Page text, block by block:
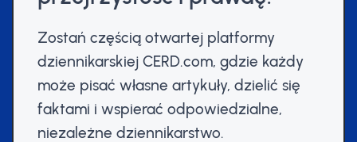
Zostań częścią otwartej platformy
dziennikarskiej CERD.com, gdzie każdy
może pisać własne artykuły, dzielić się
faktami i wspierać odpowiedzialne,
niezależne dziennikarstwo.